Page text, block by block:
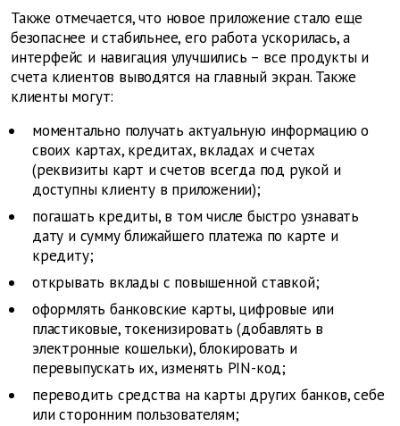
Также отмечается, что новое приложение стало еще
безопаснее и стабильнее, его работа ускорилась, а
интерфейс и навигация улучшились – все продукты и
счета клиентов выводятся на главный экран. Также
клиенты могут:
моментально получать актуальную информацию о
своих картах, кредитах, вкладах и счетах
(реквизиты карт и счетов всегда под рукой и
доступны клиенту в приложении);
погашать кредиты, в том числе быстро узнавать
дату и сумму ближайшего платежа по карте и
кредиту;
открывать вклады с повышенной ставкой;
оформлять банковские карты, цифровые или
пластиковые, токенизировать (добавлять в
электронные кошельки), блокировать и
перевыпускать их, изменять PIN-код;
переводить средства на карты других банков, себе
или сторонним пользователям;